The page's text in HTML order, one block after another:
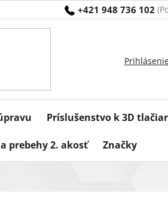
+421 948 736 102
Príslušenstvo k 3D
a prebehy 2. akosť Značky